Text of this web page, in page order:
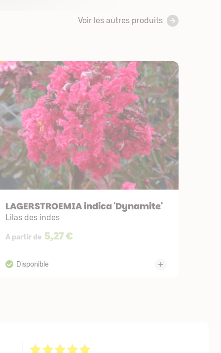
Voir les autres produits
LAGERSTROEMIA indica 'Dynamite'
Lilas des indes
A partir de 5,27 €